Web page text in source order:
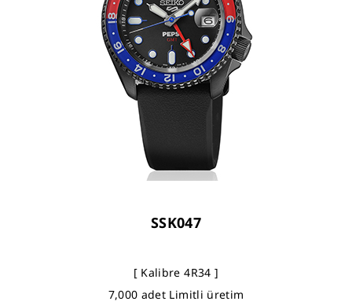
SSK047
[ Kalibre 4R34 ]
7,000 adet Limitli üretim